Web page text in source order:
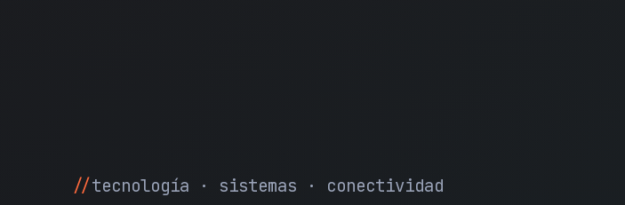
tecnología · sistemas · conectividad